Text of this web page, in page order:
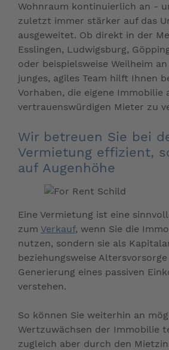
Wohnraum kontinuierlich an -
zuletzt immer stärker auf das
ausgeweitet. Ob direkt in der
Esslingen, Ludwigsburg,
oder beispielsweise Weilheim
junges, agiles Team hilft Ihnen
Vorhaben, die eigene Immobilie
vertrauenswürdigen Mieter zu
Wir betreuen Sie bei
Vermietung effizient,
auf Augenhöhe
Eine Vermietung ist eine
zum Verkauf, wenn Sie die
nutzen, sondern sie als
beziehungsweise
Generierung eines passiven
verstehen.
So können Sie weiterhin an
Wertzuwächsen der Immobilie
zugleich aber durch den